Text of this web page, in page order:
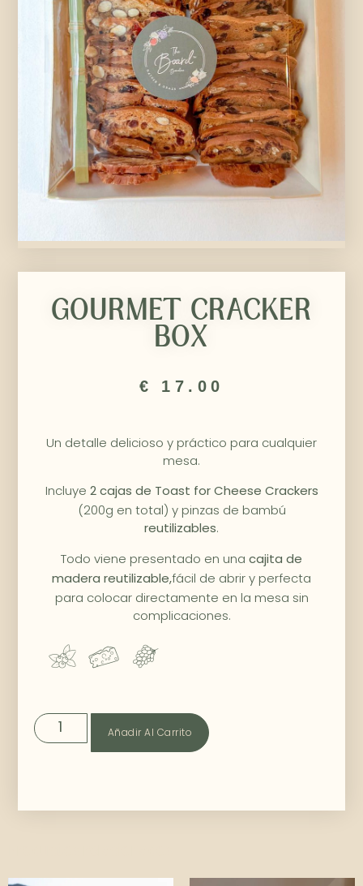
GOURMET CRACKER
BOX
€ 17.00
Un detalle delicioso y práctico para cualquier
mesa.
Incluye 2 cajas de Toast for Cheese Crackers
(200g en total) y pinzas de bambú
reutilizables.
Todo viene presentado en una cajita de
madera reutilizable,fácil de abrir y perfecta
para colocar directamente en la mesa sin
complicaciones.
Añadir Al Carrito